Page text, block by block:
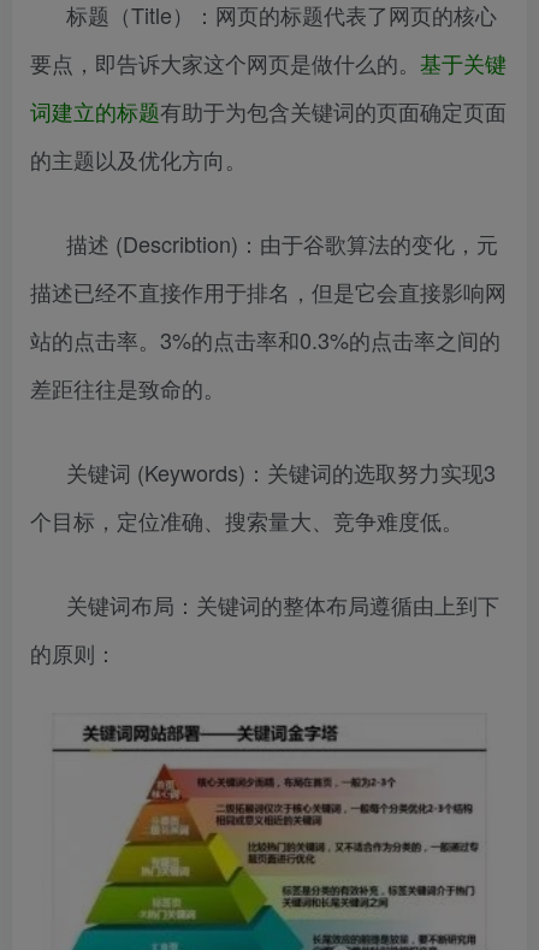
标题（Title）：网页的标题代表了网页的核心
要点，即告诉大家这个网页是做什么的。 基于关键
词建立的标题有助于为包含关键词的页面确定页面
的主题以及优化方向。
描述 (Describtion)：由于谷歌算法的变化，元
描述已经不直接作用于排名，但是它会直接影响网
站的点击率。3%的点击率和0.3%的点击率之间的
差距往往是致命的。
关键词 (Keywords)：关键词的选取努力实现3
个目标，定位准确、搜索量大、竞争难度低。
关键词布局：关键词的整体布局遵循由上到下
的原则：